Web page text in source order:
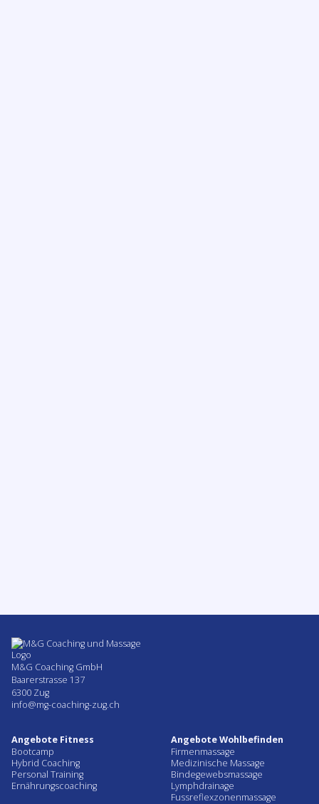
M&G Coaching GmbH
Baarerstrasse 137
6300 Zug
info@mg-coaching-zug.ch
Angebote Fitness
Bootcamp
Hybrid Coaching
Personal Training
Ernährungscoaching
Angebote Wohlbefinden
Firmenmassage
Medizinische Massage
Bindegewebsmassage
Lymphdrainage
Fussreflexzonenmassage